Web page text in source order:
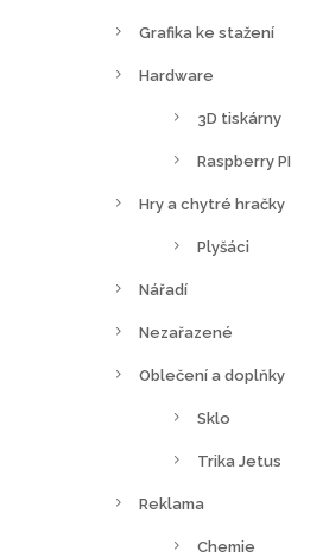
Grafika ke stažení
Hardware
3D tiskárny
Raspberry PI
Hry a chytré hračky
Plyšáci
Nářadí
Nezařazené
Oblečení a doplňky
Sklo
Trika Jetus
Reklama
Chemie